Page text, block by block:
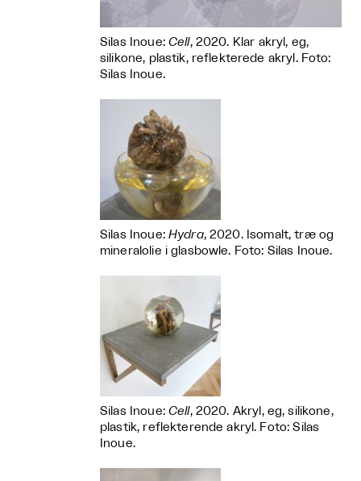
Silas Inoue: Cell, 2020. Klar akryl, eg,
silikone, plastik, reflekterede akryl. Foto:
Silas Inoue.
Silas Inoue: Hydra, 2020. Isomalt, træ og
mineralolie i glasbowle. Foto: Silas Inoue.
Silas Inoue: Cell, 2020. Akryl, eg, silikone,
plastik, reflekterende akryl. Foto: Silas
Inoue.